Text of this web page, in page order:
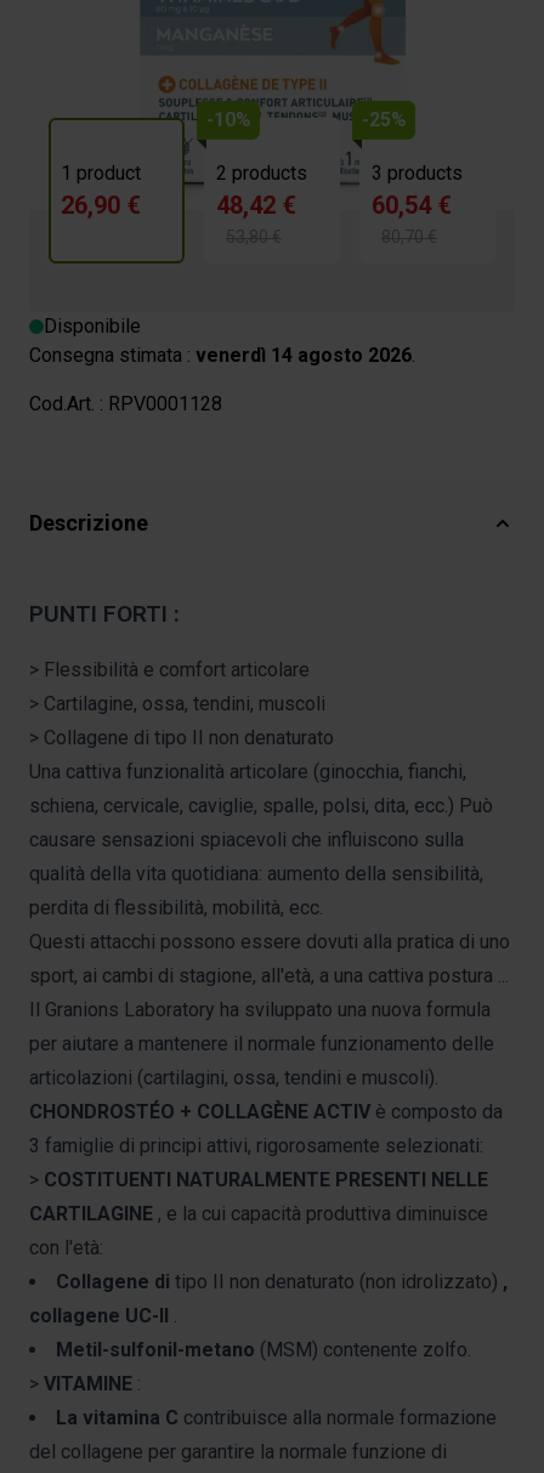
4.3/5 -43 reviews
1 product
26,90 €
-10%
2 products
48,42 €
53,80 €
-25%
3 products
60,54 €
80,70 €
Disponibile
Consegna stimata : venerdì 14 agosto 2026.
Cod.Art. : RPV0001128
Descrizione
PUNTI FORTI :
> Flessibilità e comfort articolare
> Cartilagine, ossa, tendini, muscoli
> Collagene di tipo II non denaturato
Una cattiva funzionalità articolare (ginocchia, fianchi,
schiena, cervicale, caviglie, spalle, polsi, dita, ecc.) Può
causare sensazioni spiacevoli che influiscono sulla
qualità della vita quotidiana: aumento della sensibilità,
perdita di flessibilità, mobilità, ecc.
Questi attacchi possono essere dovuti alla pratica di uno
sport, ai cambi di stagione, all'età, a una cattiva postura ...
Il Granions Laboratory ha sviluppato una nuova formula
per aiutare a mantenere il normale funzionamento delle
articolazioni (cartilagini, ossa, tendini e muscoli).
CHONDROSTÉO + COLLAGÈNE ACTIV è composto da
3 famiglie di principi attivi, rigorosamente selezionati:
> COSTITUENTI NATURALMENTE PRESENTI NELLE
CARTILAGINE , e la cui capacità produttiva diminuisce
con l'età:
Collagene di tipo II non denaturato (non idrolizzato) ,
collagene UC-II .
Metil-sulfonil-metano (MSM) contenente zolfo.
> VITAMINE :
La vitamina C contribuisce alla normale formazione
del collagene per garantire la normale funzione di